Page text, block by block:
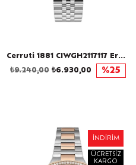
Cerruti 1881 CIWGH2117117 Erkek Kol Saati
₺6.930,00
₺9.240,00 %25
İNDIRIM
ÜCRETSIZ
KARGO